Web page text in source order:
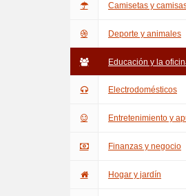
Camisetas y
Deporte y animales
Educación y la
Electrodomésticos
Entretenimiento y
Finanzas y negocio
Hogar y jardín